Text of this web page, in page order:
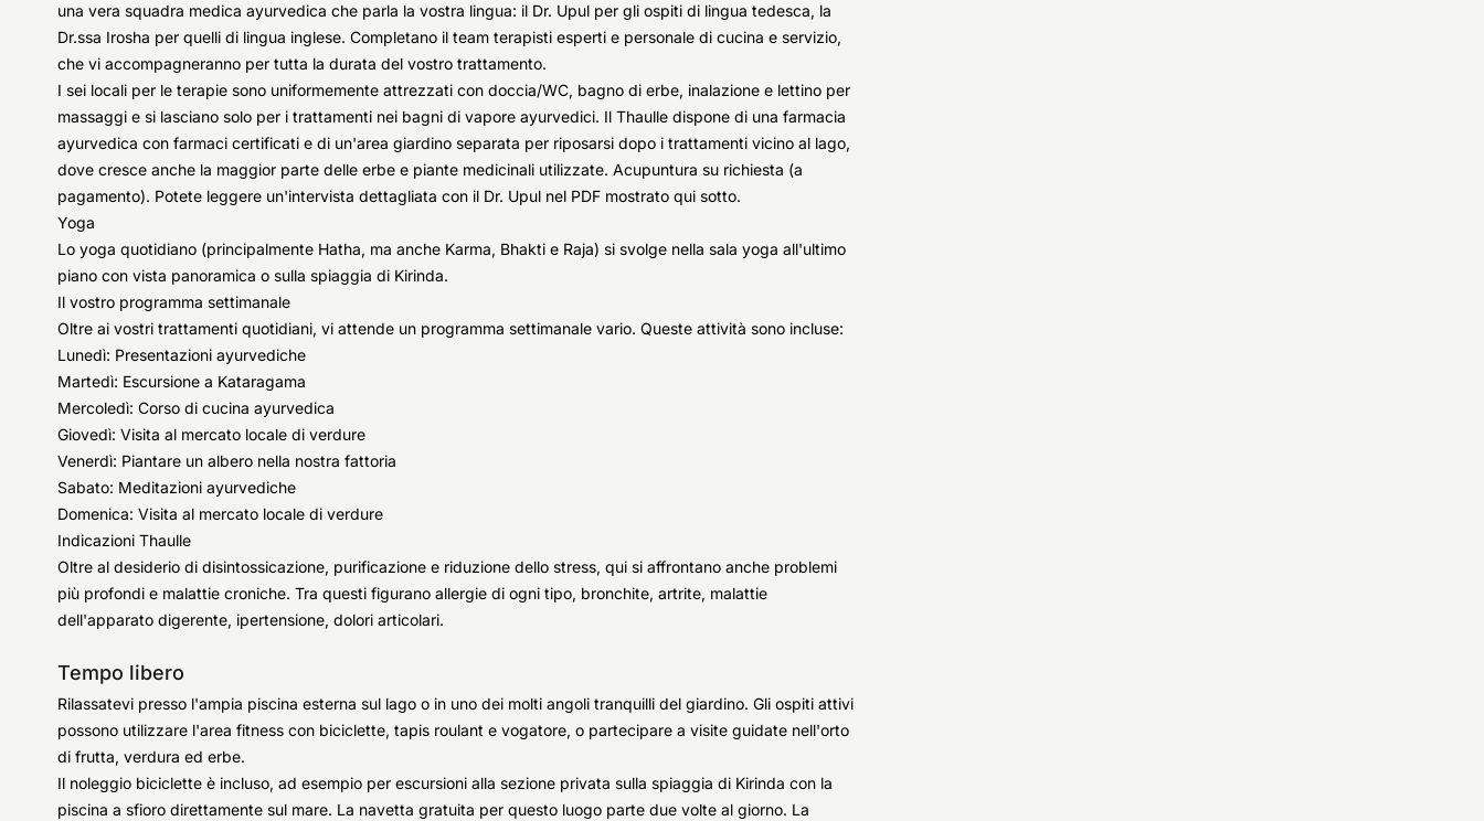
una vera squadra medica ayurvedica che parla la vostra lingua: il Dr. Upul per gli ospiti di lingua tedesca, la
Dr.ssa Irosha per quelli di lingua inglese. Completano il team terapisti esperti e personale di cucina e servizio,
che vi accompagneranno per tutta la durata del vostro trattamento.
I sei locali per le terapie sono uniformemente attrezzati con doccia/WC, bagno di erbe, inalazione e lettino per
massaggi e si lasciano solo per i trattamenti nei bagni di vapore ayurvedici. Il Thaulle dispone di una farmacia
ayurvedica con farmaci certificati e di un'area giardino separata per riposarsi dopo i trattamenti vicino al lago,
dove cresce anche la maggior parte delle erbe e piante medicinali utilizzate. Acupuntura su richiesta (a
pagamento). Potete leggere un'intervista dettagliata con il Dr. Upul nel PDF mostrato qui sotto.
Yoga
Lo yoga quotidiano (principalmente Hatha, ma anche Karma, Bhakti e Raja) si svolge nella sala yoga all'ultimo
piano con vista panoramica o sulla spiaggia di Kirinda.
Il vostro programma settimanale
Oltre ai vostri trattamenti quotidiani, vi attende un programma settimanale vario. Queste attività sono incluse:
Lunedì: Presentazioni ayurvediche
Martedì: Escursione a Kataragama
Mercoledì: Corso di cucina ayurvedica
Giovedì: Visita al mercato locale di verdure
Venerdì: Piantare un albero nella nostra fattoria
Sabato: Meditazioni ayurvediche
Domenica: Visita al mercato locale di verdure
Indicazioni Thaulle
Oltre al desiderio di disintossicazione, purificazione e riduzione dello stress, qui si affrontano anche problemi
più profondi e malattie croniche. Tra questi figurano allergie di ogni tipo, bronchite, artrite, malattie
dell'apparato digerente, ipertensione, dolori articolari.
Tempo libero
Rilassatevi presso l'ampia piscina esterna sul lago o in uno dei molti angoli tranquilli del giardino. Gli ospiti attivi
possono utilizzare l'area fitness con biciclette, tapis roulant e vogatore, o partecipare a visite guidate nell'orto
di frutta, verdura ed erbe.
Il noleggio biciclette è incluso, ad esempio per escursioni alla sezione privata sulla spiaggia di Kirinda con la
piscina a sfioro direttamente sul mare. La navetta gratuita per questo luogo parte due volte al giorno. La